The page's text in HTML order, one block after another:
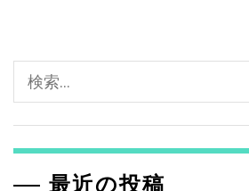
索:
最近の投稿